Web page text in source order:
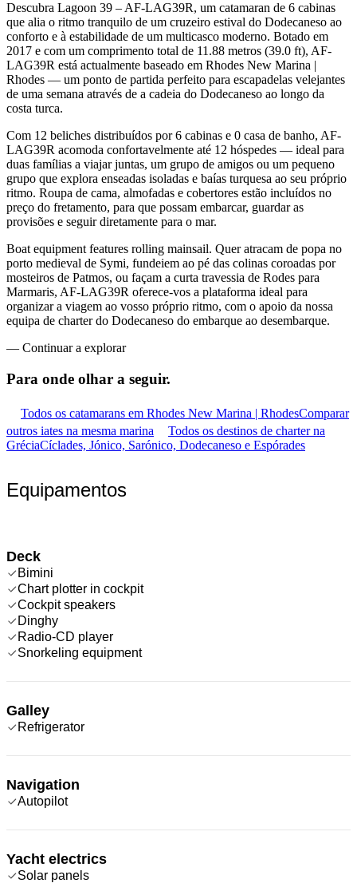
Descubra Lagoon 39 – AF-LAG39R, um catamaran de 6 cabinas
que alia o ritmo tranquilo de um cruzeiro estival do Dodecaneso ao
conforto e à estabilidade de um multicasco moderno. Botado em
2017 e com um comprimento total de 11.88 metros (39.0 ft), AF-
LAG39R está actualmente baseado em Rhodes New Marina |
Rhodes — um ponto de partida perfeito para escapadelas velejantes
de uma semana através de a cadeia do Dodecaneso ao longo da
costa turca.
Com 12 beliches distribuídos por 6 cabinas e 0 casa de banho, AF-
LAG39R acomoda confortavelmente até 12 hóspedes — ideal para
duas famílias a viajar juntas, um grupo de amigos ou um pequeno
grupo que explora enseadas isoladas e baías turquesa ao seu próprio
ritmo. Roupa de cama, almofadas e cobertores estão incluídos no
preço do fretamento, para que possam embarcar, guardar as
provisões e seguir diretamente para o mar.
Boat equipment features rolling mainsail. Quer atracam de popa no
porto medieval de Symi, fundeiem ao pé das colinas coroadas por
mosteiros de Patmos, ou façam a curta travessia de Rodes para
Marmaris, AF-LAG39R oferece-vos a plataforma ideal para
organizar a viagem ao vosso próprio ritmo, com o apoio da nossa
equipa de charter do Dodecaneso do embarque ao desembarque.
— Continuar a explorar
Para onde olhar a seguir.
Todos os catamarans em Rhodes New Marina | RhodesComparar
outros iates na mesma marina
Todos os destinos de charter na
GréciaCíclades, Jónico, Sarónico, Dodecaneso e Espórades
Equipamentos
Deck
Bimini
Chart plotter in cockpit
Cockpit speakers
Dinghy
Radio-CD player
Snorkeling equipment
Galley
Refrigerator
Navigation
Autopilot
Yacht electrics
Solar panels